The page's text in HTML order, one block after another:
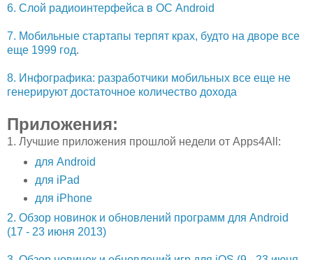
6. Слой радиоинтерфейса в ОС Android
7. Мобильные стартапы терпят крах, будто на дворе все
еще 1999 год.
8. Инфографика: разработчики мобильных все еще не
генерируют достаточное количество дохода
Приложения:
1. Лучшие приложения прошлой недели от Apps4All:
для Android
для iPad
для iPhone
2. Обзор новинок и обновлений программ для Android
(17 - 23 июня 2013)